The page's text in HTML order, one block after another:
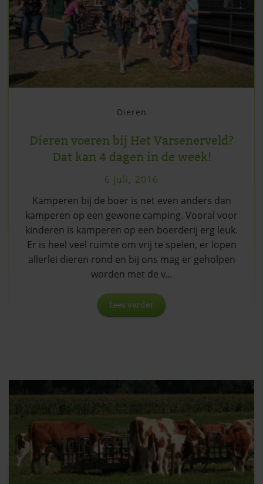
Dieren
Dieren voeren bij Het Varsenerveld?
Dat kan 4 dagen in de week!
6 juli, 2016
Kamperen bij de boer is net even anders dan
kamperen op een gewone camping. Vooral voor
kinderen is kamperen op een boerderij erg leuk.
Er is heel veel ruimte om vrij te spelen, er lopen
allerlei dieren rond en bij ons mag er geholpen
worden met de v...
Lees verder